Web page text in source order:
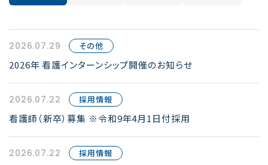
2026.07.29 その他
2026年 看護インターンシップ開催のお知らせ
2026.07.22 採用情報
看護師（新卒）募集 ※令和9年4月1日付採用
2026.07.22 採用情報